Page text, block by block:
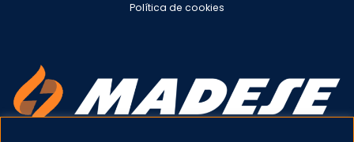
Política de cookies